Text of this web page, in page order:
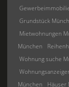
Grundstück
Mietwohnungen
München
Wohnung suche
München
Häuser